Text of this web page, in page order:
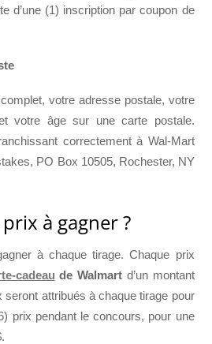
d’une (1) inscription par coupon de
votre adresse postale, votre
votre âge sur une carte postale.
correctement à Wal-Mart
PO Box 10505, Rochester, NY
à gagner ?
à chaque tirage. Chaque prix
cadeau de Walmart d’un montant
seront attribués à chaque tirage pour
prix pendant le concours, pour une